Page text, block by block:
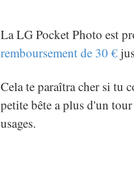
La LG Pocket Photo est
remboursement de 30 €
Cela te paraîtra cher si tu
petite bête a plus d'un
usages.